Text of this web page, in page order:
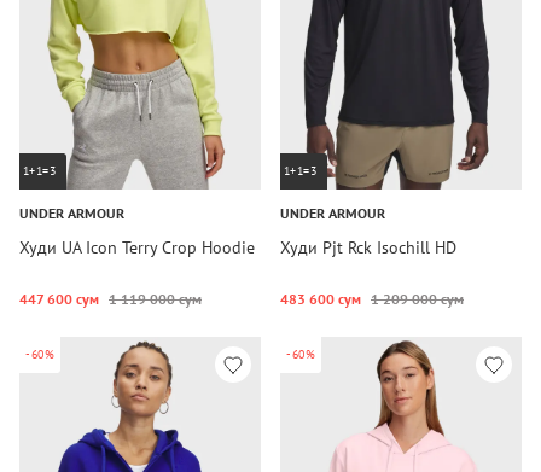
1+1=3
UNDER ARMOUR
Худи UA Icon Terry Crop Hoodie
447 600 сум 1 119 000 сум
1+1=3
UNDER ARMOUR
Худи Pjt Rck Isochill HD
483 600 сум 1 209 000 сум
-60% -60%